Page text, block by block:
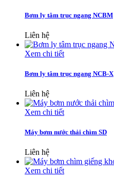
Bơm ly tâm trục ngang NCBM
Liên hệ
Xem chi tiết
Bơm ly tâm trục ngang NCB-X
Liên hệ
Xem chi tiết
Máy bơm nước thải chìm SD
Liên hệ
Xem chi tiết